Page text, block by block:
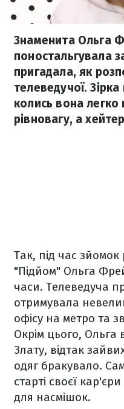
Знаменита Ольга
поностальгувала
пригадала, як
телеведучої.
колись вона легко
рівновагу, а
Так, під час
"Підйом" Ольга
часи. Телеведуча
отримувала
офісу на метро та
Окрім цього,
Злату, відтак
одяг бракувало.
старті своєї
для насмішок.